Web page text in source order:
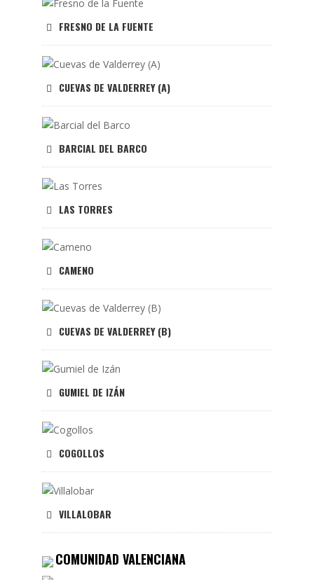
FRESNO DE LA FUENTE
CUEVAS DE VALDERREY (A)
BARCIAL DEL BARCO
LAS TORRES
CAMENO
CUEVAS DE VALDERREY (B)
GUMIEL DE IZÁN
COGOLLOS
VILLALOBAR
COMUNIDAD VALENCIANA